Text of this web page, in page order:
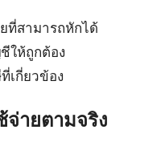
ที่สามารถหักได้
ให้ถูกต้อง
เกี่ยวข้อง
ายตามจริง